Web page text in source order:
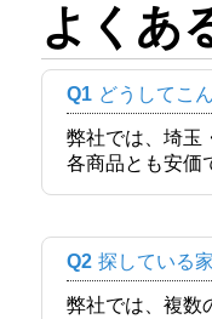
よくあ
Q1 どうしてこ
弊社では、埼玉
各商品とも安価
Q2 探している
弊社では、複数